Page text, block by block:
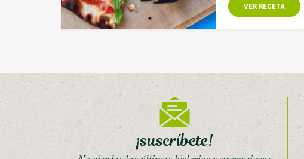
VER RECETA
¡suscríbete!